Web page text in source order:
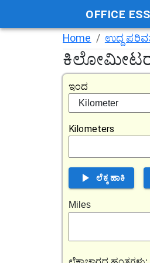
OFFICE
Home / ಉದ್ದ
ಇಂದ
Kilometers
ಲೆಕ್ಕ ಹಾಕಿ
Miles